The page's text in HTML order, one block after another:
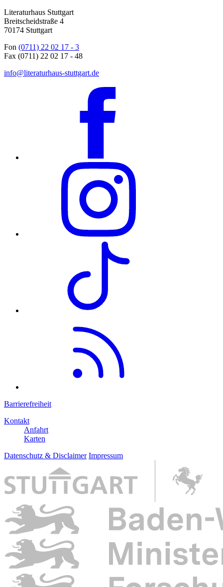
Literaturhaus Stuttgart
Breitscheidstraße 4
70174 Stuttgart
Fon (0711) 22 02 17 - 3
Fax (0711) 22 02 17 - 48
info@literaturhaus-stuttgart.de
Barrierefreiheit
Kontakt
Anfahrt
Karten
Datenschutz & Disclaimer Impressum